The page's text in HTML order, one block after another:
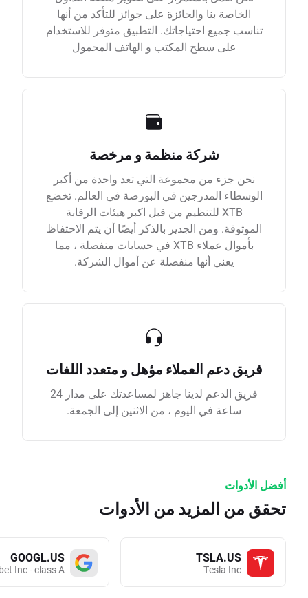
الخاصة بنا والحائزة على جوائز للتأكد من أنها
تناسب جميع احتياجاتك. التطبيق متوفر للاستخدام
على سطح المكتب و الهاتف المحمول
شركة منظمة و مرخصة
نحن جزء من مجموعة التي تعد واحدة من أكبر
الوسطاء المدرجين في البورصة في العالم. تخضع
XTB للتنظيم من قبل اكبر هيئات الرقابة
الموثوقة. ومن الجدير بالذكر أيضًا أن يتم الاحتفاظ
بأموال عملاء XTB في حسابات منفصلة ، مما
يعني أنها منفصلة عن أموال الشركة.
فريق دعم العملاء مؤهل و متعدد اللغات
فريق الدعم لدينا جاهز لمساعدتك على مدار 24
ساعة في اليوم ، من الاثنين إلى الجمعة.
أفضل الأدوات
تحقق من المزيد من الأدوات
TSLA.US
Tesla Inc
GOOGL.US
Inc - class A